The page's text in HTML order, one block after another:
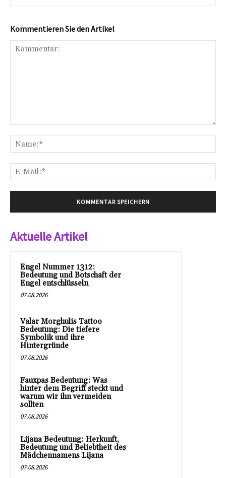
Kommentieren Sie den Artikel
Aktuelle Artikel
Engel Nummer 1312:
Bedeutung und Botschaft der
Engel entschlüsseln
07.08.2026
Valar Morghulis Tattoo
Bedeutung: Die tiefere
Symbolik und ihre
Hintergründe
07.08.2026
Fauxpas Bedeutung: Was
hinter dem Begriff steckt und
warum wir ihn vermeiden
sollten
07.08.2026
Lijana Bedeutung: Herkunft,
Bedeutung und Beliebtheit des
Mädchennamens Lijana
07.08.2026